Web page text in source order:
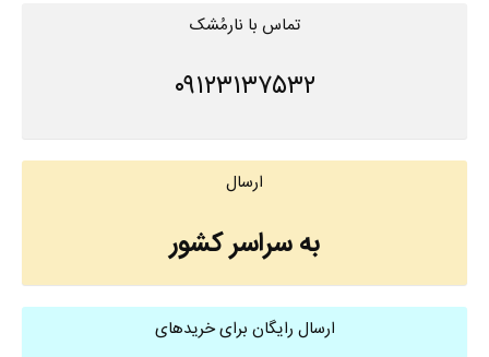
تماس با نارمُشک
۰۹۱۲۳۱۳۷۵۳۲
ارسال
به سراسر کشور
ارسال رایگان برای خریدهای